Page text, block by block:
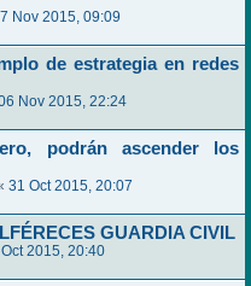
Nov 2015, 09:09
de estrategia en redes
Nov 2015, 22:24
podrán ascender los
31 Oct 2015, 20:07
GUARDIA CIVIL
2015, 20:40